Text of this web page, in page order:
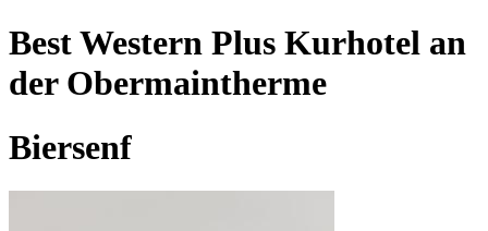
Best Western Plus Kurhotel an
der Obermaintherme
Biersenf